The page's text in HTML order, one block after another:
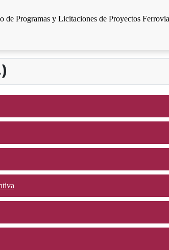
de Programas y Licitaciones de Proyectos